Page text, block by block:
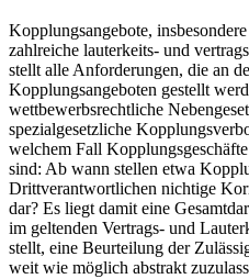
Kopplungsangebote,
zahlreiche lauterkeits- und
stellt alle Anforderungen, die an
Kopplungsangeboten gestellt
wettbewerbsrechtliche
spezialgesetzliche
welchem Fall
sind: Ab wann stellen etwa
Drittverantwortlichen nichtige
dar? Es liegt damit eine
im geltenden Vertrags- und
stellt, eine Beurteilung der
weit wie möglich abstrakt